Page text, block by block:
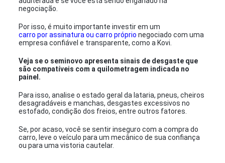
negociação.
Por isso, é muito importante investir em um
carro por assinatura ou carro próprio negociado com uma
empresa confiável e transparente, como a Kovi.
Veja se o seminovo apresenta sinais de desgaste que
são compatíveis com a quilometragem indicada no
painel.
Para isso, analise o estado geral da lataria, pneus, cheiros
desagradáveis e manchas, desgastes excessivos no
estofado, condição dos freios, entre outros fatores.
Se, por acaso, você se sentir inseguro com a compra do
carro, leve o veículo para um mecânico de sua confiança
ou para uma vistoria cautelar.